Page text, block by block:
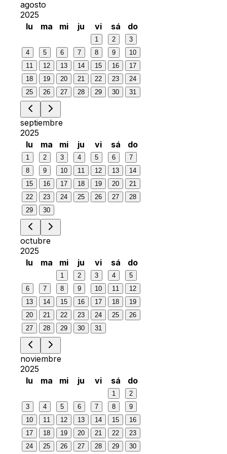
agosto
2025
lu
ma mi ju vi sá do
1 2
3
4
5 6 7 8 9
10
11
12 13 14 15 16
17
18
19 20 21 22 23
24
25
26 27 28 29 30 31
septiembre
2025
lu
ma mi ju vi sá do
1 2 3 4 5 6
7
8
9 10 11 12 13
14
15
16 17 18 19 20
21
22
23 24 25 26 27
28
29
30
octubre
2025
lu
ma mi ju vi sá do
1 2 3 4
5
6
7 8 9 10 11
12
13
14 15 16 17 18
19
20
21 22 23 24 25
26
27
28 29 30 31
noviembre
2025
lu
ma mi ju vi sá do
1
2
3
4 5 6 7 8
9
10
11 12 13 14 15
16
17
18 19 20 21 22
23
24
25 26 27 28 29 30